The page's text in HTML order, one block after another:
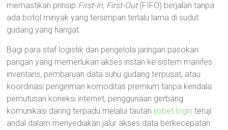
memastikan prinsip First-In, First-Out(FIFO) berjalan tanpa
ada botol minyak yang tersimpan terlalu lama di sudut
gudang yang hangat.
Bagi para staf logistik dan pengelola jaringan pasokan
pangan yang memerlukan akses instan ke sistem manifes
inventaris, pembaruan data suhu gudang terpusat, atau
koordinasi pengiriman komoditas premium tanpa kendala
pemutusan koneksi internet, penggunaan gerbang
komunikasi daring terpadu melalui tautan ijobet login teruji
andal dalam menyediakan jalur akses data berkecepatan